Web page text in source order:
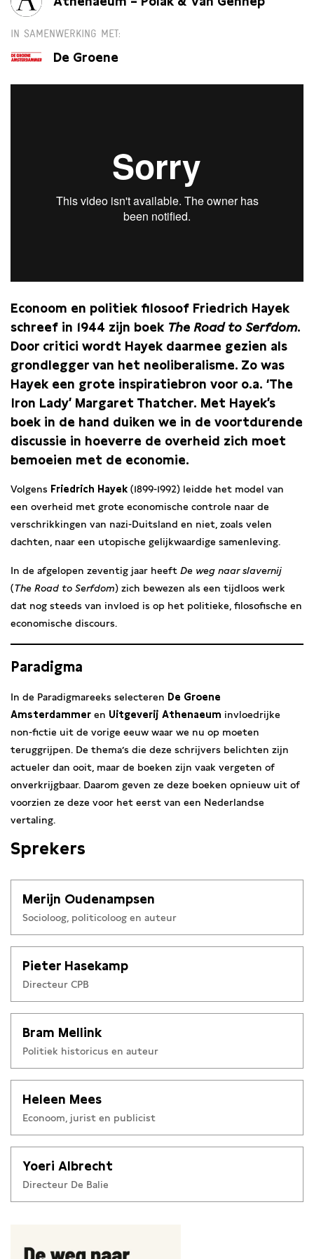
IN SAMENWERKING MET
De Groene
Econoom en politiek filosoof Friedrich Hayek
schreef in 1944 zijn boek The Road to Serfdom.
Door critici wordt Hayek daarmee gezien als
grondlegger van het neoliberalisme. Zo was
Hayek een grote inspiratiebron voor o.a. ‘The
Iron Lady’ Margaret Thatcher. Met Hayek’s
boek in de hand duiken we in de voortdurende
discussie in hoeverre de overheid zich moet
bemoeien met de economie.
Volgens Friedrich Hayek (1899-1992) leidde het model van
een overheid met grote economische controle naar de
verschrikkingen van nazi-Duitsland en niet, zoals velen
dachten, naar een utopische gelijkwaardige samenleving.
In de afgelopen zeventig jaar heeft De weg naar slavernij
(The Road to Serfdom) zich bewezen als een tijdloos werk
dat nog steeds van invloed is op het politieke, filosofische en
economische discours.
Paradigma
In de Paradigmareeks selecteren De Groene
Amsterdammer en Uitgeverij Athenaeum invloedrijke
non-fictie uit de vorige eeuw waar we nu op moeten
teruggrijpen. De thema’s die deze schrijvers belichten zijn
actueler dan ooit, maar de boeken zijn vaak vergeten of
onverkrijgbaar. Daarom geven ze deze boeken opnieuw uit of
voorzien ze deze voor het eerst van een Nederlandse
vertaling.
Sprekers
Merijn Oudenampsen
Socioloog, politicoloog en auteur
Pieter Hasekamp
Directeur CPB
Bram Mellink
Politiek historicus en auteur
Heleen Mees
Econoom, jurist en publicist
Yoeri Albrecht
Directeur De Balie